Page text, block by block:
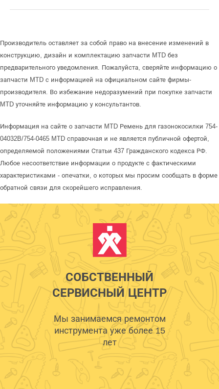
Производитель оставляет за собой право на внесение изменений в
конструкцию, дизайн и комплектацию запчасти MTD без
предварительного уведомления. Пожалуйста, сверяйте информацию о
запчасти MTD с информацией на официальном сайте фирмы-
производителя. Во избежание недоразумений при покупке запчасти
MTD уточняйте информацию у консультантов.
Информация на сайте о запчасти MTD Ремень для газонокосилки 754-
04032B/754-0465 MTD справочная и не является публичной офертой,
определяемой положениями Статьи 437 Гражданского кодекса РФ.
Любое несоответствие информации о продукте с фактическими
характеристиками - опечатки, о которых мы просим сообщать в форме
обратной связи для скорейшего исправления.
СОБСТВЕННЫЙ
СЕРВИСНЫЙ ЦЕНТР
Мы занимаемся ремонтом
инструмента уже более 15
лет